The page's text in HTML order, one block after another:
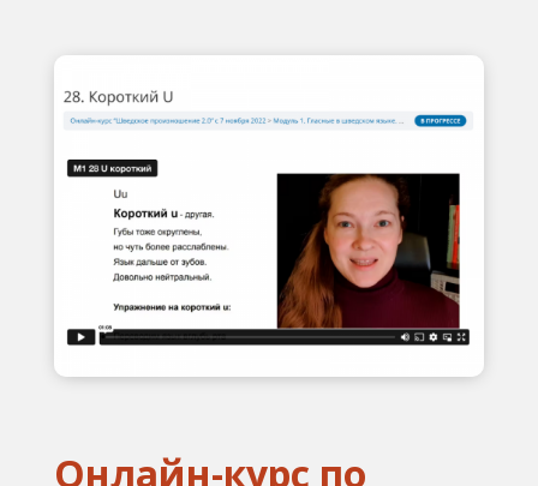
Онлайн-курс по